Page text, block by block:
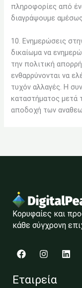
πληροφορίες από
διαγράψουμε αμέσως.
10. Ενημερώσεις
δικαίωμα να
την πολιτική
ενθαρρύνονται να
τυχόν αλλαγές. Η
καταστήματος μετά
αποδοχή των
Κορυφαίες και
κάθε σύγχρονη
F
a
e
b
I
n
t
a
L
i
Εταιρεία